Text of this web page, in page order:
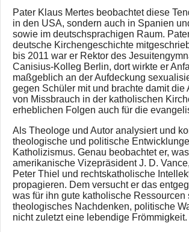
Pater Klaus Mertes beobachtet diese
in den USA, sondern auch in Spanien
sowie im deutschsprachigen Raum.
deutsche Kirchengeschichte
bis 2011 war er Rektor des
Canisius-Kolleg Berlin, dort wirkte er
maßgeblich an der Aufdeckung
gegen Schüler mit und brachte damit die
von Missbrauch in der katholischen
erheblichen Folgen auch für die
Als Theologe und Autor analysiert und
theologische und politische
Katholizismus. Genau beobachtet er,
amerikanische Vizepräsident J. D.
Peter Thiel und rechtskatholische
propagieren. Dem versucht er das
was für ihn gute katholische Ressourcen
theologisches Nachdenken, politische
nicht zuletzt eine lebendige Frömmigkeit.